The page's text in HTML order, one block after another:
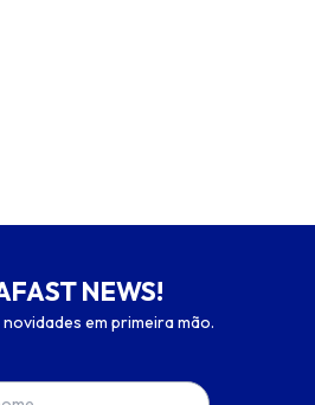
NEWS!
em primeira mão.